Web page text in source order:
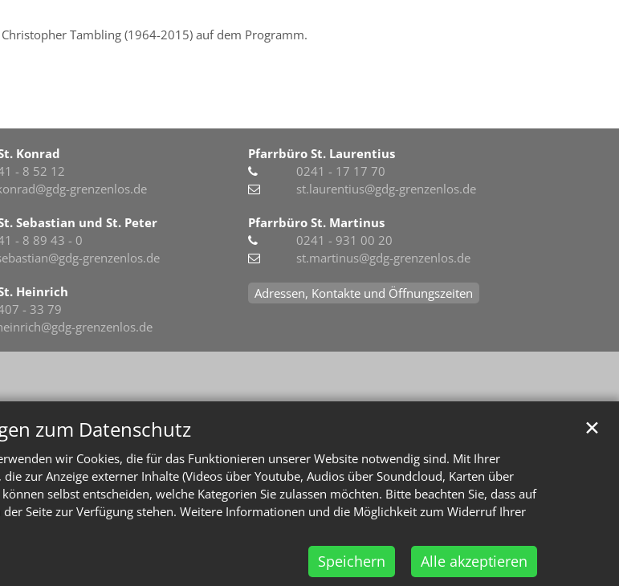
zum Datenschutz
wir Cookies, die für das Funktionieren unserer Website notwendig sind. Mit Ihrer
zur Anzeige externer Inhalte (Videos über Youtube, Audios über Soundcloud, Karten über
selbst entscheiden, welche Kategorien Sie zulassen möchten. Bitte beachten Sie, dass auf
Seite zur Verfügung stehen. Weitere Informationen und die Möglichkeit zum Widerruf Ihrer
Speichern Alle akzeptieren
✕
Tambling (1964-2015) auf dem Programm.
Konrad
- 8 52 12
grenzenlos.de
Sebastian und St. Peter
- 8 89 43 - 0
grenzenlos.de
Heinrich
- 33 79
grenzenlos.de
Pfarrbüro St. Laurentius
0241 - 17 17 70
st.laurentius@gdg-grenzenlos.de
Pfarrbüro St. Martinus
0241 - 931 00 20
st.martinus@gdg-grenzenlos.de
Adressen, Kontakte und Öffnungszeiten